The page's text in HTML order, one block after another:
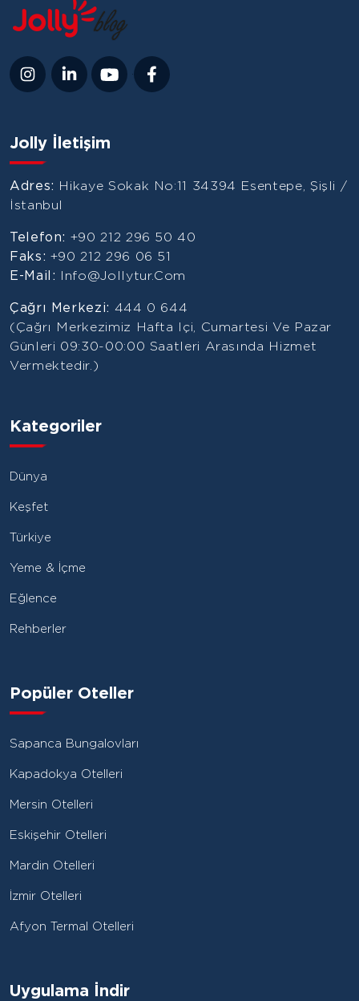
Jolly İletişim
Adres: Hikaye Sokak No:11 34394 Esentepe, Şişli /
İstanbul
Telefon: +90 212 296 50 40
Faks: +90 212 296 06 51
E-Mail: Info@jollytur.com
Çağrı Merkezi: 444 0 644
(Çağrı Merkezimiz Hafta Içi, Cumartesi Ve Pazar
Günleri 09:30-00:00 Saatleri Arasında Hizmet
Vermektedir.)
Kategoriler
Dünya
Keşfet
Türkiye
Yeme & İçme
Eğlence
Rehberler
Popüler Oteller
Sapanca Bungalovları
Kapadokya Otelleri
Mersin Otelleri
Eskişehir Otelleri
Mardin Otelleri
İzmir Otelleri
Afyon Termal Otelleri
Uygulama İndir